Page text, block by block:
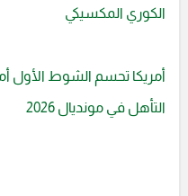
الكوري المكسيكي
أمريكا تحسم الشوط الأول
التأهل في مونديال 2026